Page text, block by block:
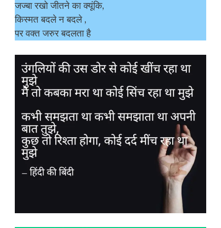
जज्बा रखो जीतने का क्यूंकि,
किस्मत बदले न बदले ,
पर वक्त जरुर बदलता है